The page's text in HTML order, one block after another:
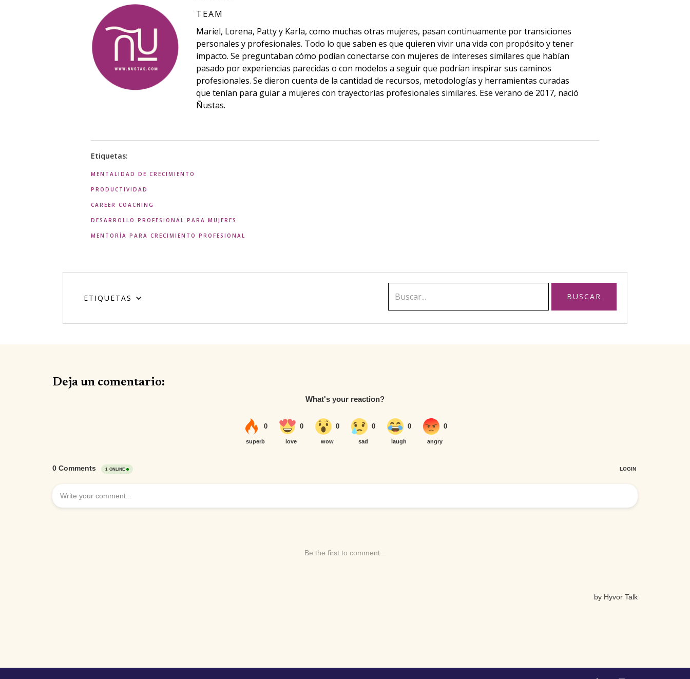
TEAM
Mariel, Lorena, Patty y Karla, como muchas otras mujeres, pasan continuamente por transiciones
personales y profesionales. Todo lo que saben es que quieren vivir una vida con propósito y tener
impacto. Se preguntaban cómo podían conectarse con mujeres de intereses similares que habían
pasado por experiencias parecidas o con modelos a seguir que podrían inspirar sus caminos
profesionales. Se dieron cuenta de la cantidad de recursos, metodologías y herramientas curadas
que tenían para guiar a mujeres con trayectorias profesionales similares. Ese verano de 2017, nació
Ñustas.
Etiquetas:
MENTALIDAD DE CRECIMIENTO
PRODUCTIVIDAD
CAREER COACHING
DESARROLLO PROFESIONAL PARA MUJERES
MENTORÍA PARA CRECIMIENTO PROFESIONAL
ETIQUETAS
Deja un comentario: